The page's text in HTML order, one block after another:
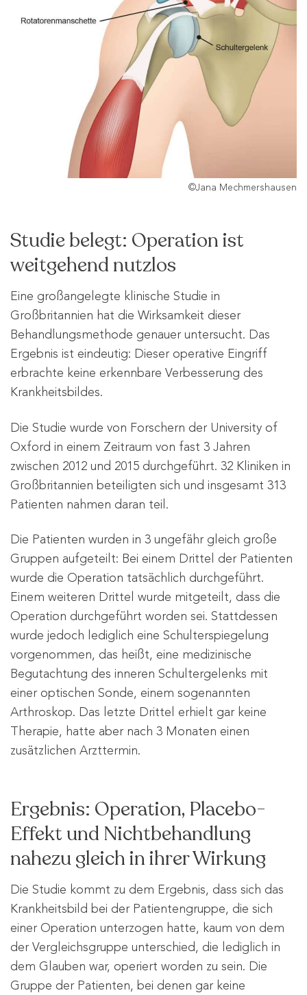
©Jana Mechmershausen
Studie belegt: Operation ist
weitgehend nutzlos
Eine großangelegte klinische Studie in
Großbritannien hat die Wirksamkeit dieser
Behandlungsmethode genauer untersucht. Das
Ergebnis ist eindeutig: Dieser operative Eingriff
erbrachte keine erkennbare Verbesserung des
Krankheitsbildes.
Die Studie wurde von Forschern der University of
Oxford in einem Zeitraum von fast 3 Jahren
zwischen 2012 und 2015 durchgeführt. 32 Kliniken in
Großbritannien beteiligten sich und insgesamt 313
Patienten nahmen daran teil.
Die Patienten wurden in 3 ungefähr gleich große
Gruppen aufgeteilt: Bei einem Drittel der Patienten
wurde die Operation tatsächlich durchgeführt.
Einem weiteren Drittel wurde mitgeteilt, dass die
Operation durchgeführt worden sei. Stattdessen
wurde jedoch lediglich eine Schulterspiegelung
vorgenommen, das heißt, eine medizinische
Begutachtung des inneren Schultergelenks mit
einer optischen Sonde, einem sogenannten
Arthroskop. Das letzte Drittel erhielt gar keine
Therapie, hatte aber nach 3 Monaten einen
zusätzlichen Arzttermin.
Ergebnis: Operation, Placebo-
Effekt und Nichtbehandlung
nahezu gleich in ihrer Wirkung
Die Studie kommt zu dem Ergebnis, dass sich das
Krankheitsbild bei der Patientengruppe, die sich
einer Operation unterzogen hatte, kaum von dem
der Vergleichsgruppe unterschied, die lediglich in
dem Glauben war, operiert worden zu sein. Die
Gruppe der Patienten, bei denen gar keine